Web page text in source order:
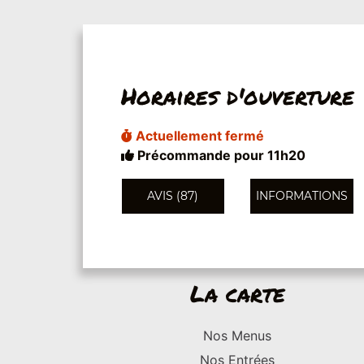
Horaires d'ouverture
Actuellement fermé
Précommande pour 11h20
AVIS (87) INFORMATIONS
La carte
Nos Menus
Nos Entrées